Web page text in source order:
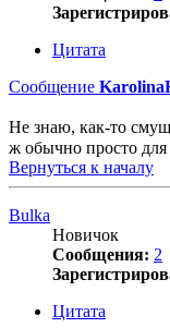
Цитата
Сообщение
Не знаю, как-то
ж обычно просто для
Вернуться к началу
Bulka
Новичок
Сообщения: 2
Цитата